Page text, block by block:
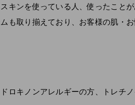
キンを使っている人、使ったこと
も取り揃えており、お客様の肌・
ロキノンアレルギーの方、トレチ